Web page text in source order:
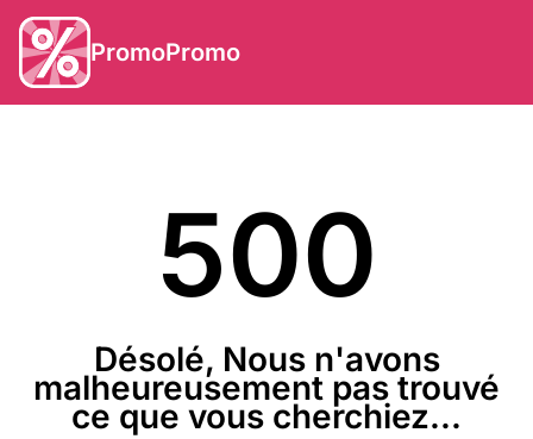
PromoPromo
500
Désolé, Nous n'avons
malheureusement pas trouvé
ce que vous cherchiez...